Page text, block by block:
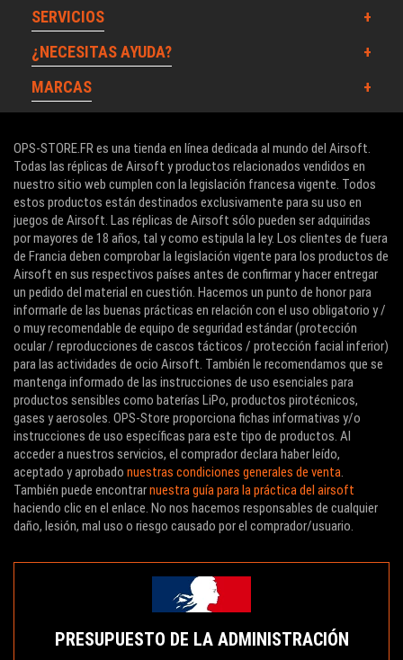
WOSPORT DEALS
SERVICIOS
¿NECESITAS AYUDA?
MARCAS
OPS-STORE.FR es una tienda en línea dedicada al mundo del Airsoft.
Todas las réplicas de Airsoft y productos relacionados vendidos en
nuestro sitio web cumplen con la legislación francesa vigente. Todos
estos productos están destinados exclusivamente para su uso en
juegos de Airsoft. Las réplicas de Airsoft sólo pueden ser adquiridas
por mayores de 18 años, tal y como estipula la ley. Los clientes de fuera
de Francia deben comprobar la legislación vigente para los productos de
Airsoft en sus respectivos países antes de confirmar y hacer entregar
un pedido del material en cuestión. Hacemos un punto de honor para
informarle de las buenas prácticas en relación con el uso obligatorio y /
o muy recomendable de equipo de seguridad estándar (protección
ocular / reproducciones de cascos tácticos / protección facial inferior)
para las actividades de ocio Airsoft. También le recomendamos que se
mantenga informado de las instrucciones de uso esenciales para
productos sensibles como baterías LiPo, productos pirotécnicos,
gases y aerosoles. OPS-Store proporciona fichas informativas y/o
instrucciones de uso específicas para este tipo de productos. Al
acceder a nuestros servicios, el comprador declara haber leído,
aceptado y aprobado nuestras condiciones generales de venta.
También puede encontrarnuestra guía para la práctica del airsoft
haciendo clic en el enlace. No nos hacemos responsables de cualquier
daño, lesión, mal uso o riesgo causado por el comprador/usuario.
PRESUPUESTO DE LA ADMINISTRACIÓN